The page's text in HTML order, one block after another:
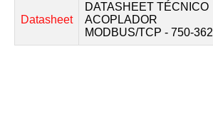
Datasheet
DATASHEET TÉCNICO
ACOPLADOR
MODBUS/TCP - 750-362